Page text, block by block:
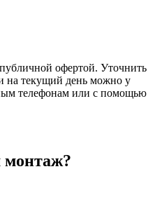
офертой. Уточнить
на текущий день можно у
телефонам или с помощью